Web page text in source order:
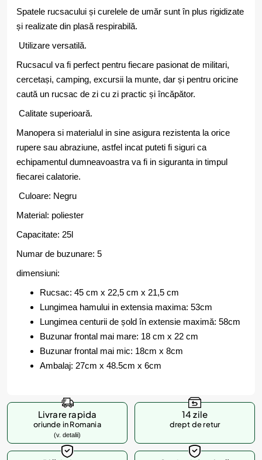
Spatele rucsacului și curelele de umăr sunt în plus rigidizate
și realizate din plasă respirabilă.
Utilizare versatilă.
Rucsacul va fi perfect pentru fiecare pasionat de militari,
cercetași, camping, excursii la munte, dar și pentru oricine
caută un rucsac de zi cu zi practic și încăpător.
Calitate superioară.
Manopera si materialul in sine asigura rezistenta la orice
rupere sau abraziune, astfel incat puteti fi siguri ca
echipamentul dumneavoastra va fi in siguranta in timpul
fiecarei calatorie.
Culoare: Negru
Material: poliester
Capacitate: 25l
Numar de buzunare: 5
dimensiuni:
Rucsac: 45 cm x 22,5 cm x 21,5 cm
Lungimea hamului in extensia maxima: 53cm
Lungimea centurii de șold în extensie maximă: 58cm
Buzunar frontal mai mare: 18 cm x 22 cm
Buzunar frontal mai mic: 18cm x 8cm
Ambalaj: 27cm x 48.5cm x 6cm
Livrare rapida
oriunde in Romania
(v. detalii)
14 zile
drept de retur